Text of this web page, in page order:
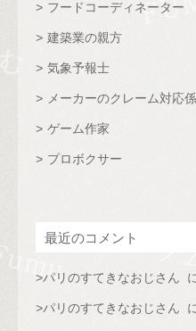
フードコーディネーター
建築業の親方
気象予報士
メーカーのクレーム対応係
ゲーム作家
プロボクサー
最近のコメント
パリのすてきなおじさん
パリのすてきなおじさん